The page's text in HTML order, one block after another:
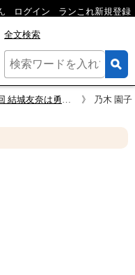
ログイン ランこれ新規登録
全文検索
奈は勇者である 人気キャラクター投票 乃木 園子